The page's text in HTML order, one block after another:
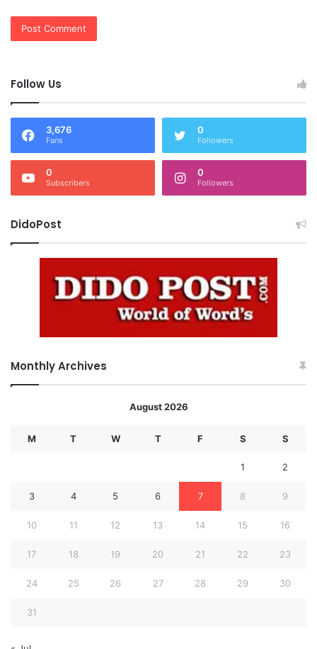
Follow Us
3,676
Fans
0
Followers
0
Subscribers
0
Followers
DidoPost
Monthly Archives
August 2026
M T W T F S S
1 2
3 4 5 6 7 8 9
10 11 12 13 14 15 16
17 18 19 20 21 22 23
24 25 26 27 28 29 30
31